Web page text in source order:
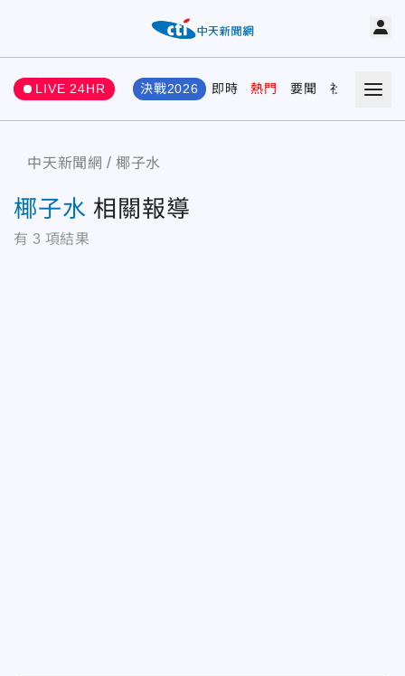
LIVE 24HR 決戰2026 即時 熱門 要聞 社會 娛樂
中天新聞網 椰子水
椰子水 相關報導
有 3 項結果